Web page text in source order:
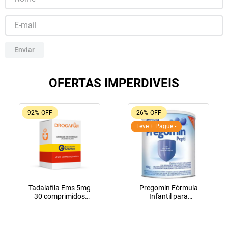
Enviar
OFERTAS IMPERDIVEIS
92% OFF
Tadalafila Ems 5mg
30 comprimidos
26% OFF
Leve + Pague -
Pregomin Fórmula
Infantil para
9º
fraldas geriátricas
10º tadalafila